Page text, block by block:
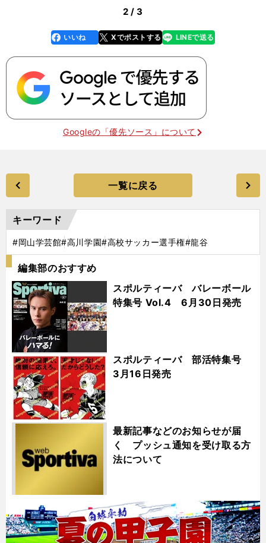
2 / 3
faceboo
k
いいね Xでポストする
line LINEで送る
Googleの「優先ソース」について
一覧に戻る
キーワード
#岡山学芸館#高川学園#高校サッカー選手権#龍谷
編集部のおすすめ
スポルティーバ バレーボール
特集号 Vol.4 6月30日発売
スポルティーバ 部活特集号
3月16日発売
最新記事などのお知らせが届
く プッシュ通知を受け取る方
法について